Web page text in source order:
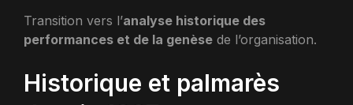
Transition vers l’analyse historique des
performances et de la genèse de l’organisation.
Historique et palmarès